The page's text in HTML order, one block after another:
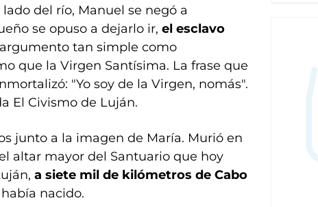
del río, Manuel se negó a
se opuso a dejarlo ir, el esclavo
tan simple como
que la Virgen Santísima. La frase que
"Yo soy de la Virgen, nomás".
El Civismo de Luján.
junto a la imagen de María. Murió en
altar mayor del Santuario que hoy
a siete mil de kilómetros de Cabo
nacido.